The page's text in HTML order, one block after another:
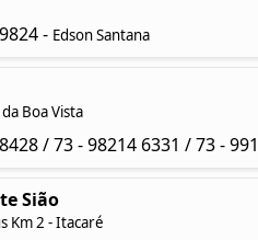
- Edson Santana
Boa Vista
/ 73 - 98214 6331 / 73 -
Sião
Km 2 - Itacaré